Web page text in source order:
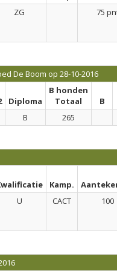
ZG 75
De Boom op 28-10-2016
Diploma
B honden
Totaal
B
B 265
Kamp.
U CACT 100